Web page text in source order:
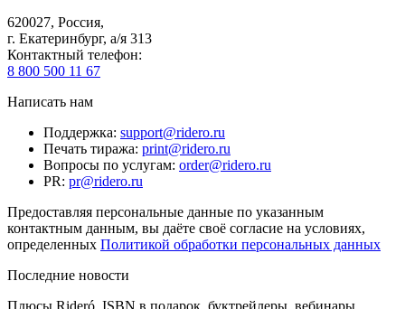
620027, Россия,
г. Екатеринбург, а/я 313
Контактный телефон:
8 800 500 11 67
Написать нам
Поддержка: support@ridero.ru
Печать тиража: print@ridero.ru
Вопросы по услугам: order@ridero.ru
PR: pr@ridero.ru
Предоставляя персональные данные по указанным
контактным данным, вы даёте своё согласие на условиях,
определенных Политикой обработки персональных данных
Последние новости
Плюсы Rideró, ISBN в подарок, буктрейлеры, вебинары